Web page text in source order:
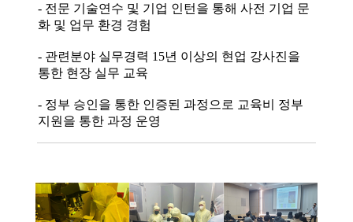
- 전문 기술연수 및 기업 인턴을 통해 사전 기업 문
화 및 업무 환경 경험
- 관련분야 실무경력 15년 이상의 현업 강사진을
통한 현장 실무 교육
- 정부 승인을 통한 인증된 과정으로 교육비 정부
지원을 통한 과정 운영